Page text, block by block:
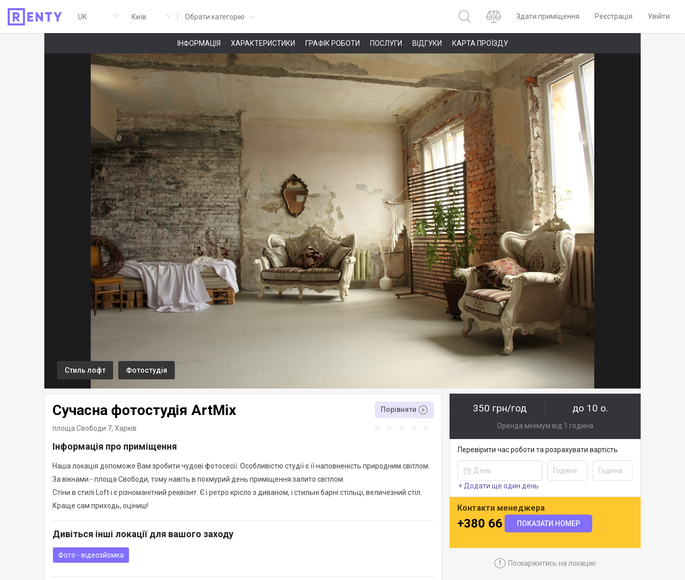
Обрати категорію Здати приміщення Реєстрація Увійти
ІНФОРМАЦІЯ ХАРАКТЕРИСТИКИ ГРАФІК РОБОТИ ПОСЛУГИ ВІДГУКИ КАРТА ПРОЇЗДУ
Стиль лофт Фотостудія
Сучасна фотостудія ArtMix Порівняти
площа Свободи 7, Харків
Інформація про приміщення
Наша локація допоможе Вам зробити чудові фотосесії. Особливістю студії є її наповненість природним світлом.
За вікнами - площа Свободи, тому навіть в похмурий день приміщення залито світлом.
Стіни в стилі Loft і є різноманітний реквізит. Є і ретро крісло з диваном, і стильні барні стільці, величезний стіл.
Краще сам приходь, оціниш!
Дивіться інші локації для вашого заходу
Фото - відеозйомка
350 грн/год до 10 о.
Оренда мінімум від 1 година
Перевірити час роботи та розрахувати вартість
+ Додати ще один день
Контакти менеджера
+380 66 301 0650
ПОКАЗАТИ НОМЕР
! Поскаржитись на локацію